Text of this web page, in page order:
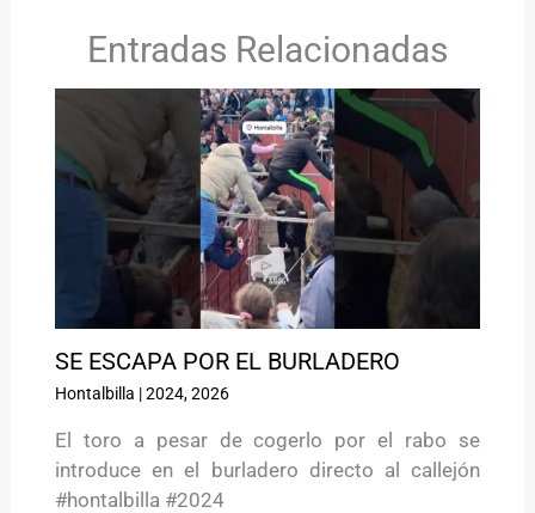
Entradas Relacionadas
SE ESCAPA POR EL BURLADERO
Hontalbilla |2024,2026
El toro a pesar de cogerlo por el rabo se
introduce en el burladero directo al callejón
#hontalbilla #2024